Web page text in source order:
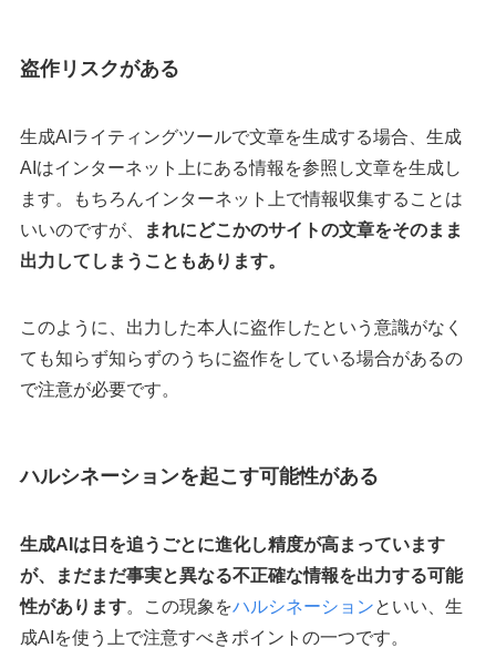
盗作リスクがある
生成AIライティングツールで文章を生成する場合、生成
AIはインターネット上にある情報を参照し文章を生成し
ます。もちろんインターネット上で情報収集することは
いいのですが、
まれにどこかのサイトの文章をそのまま
出力してしまうこともあります。
このように、出力した本人に盗作したという意識がなく
ても知らず知らずのうちに盗作をしている場合があるの
で注意が必要です。
ハルシネーションを起こす可能性がある
生成AIは日を追うごとに進化し精度が高まっています
が、まだまだ事実と異なる不正確な情報を出力する可能
性があります。この現象をハルシネーションといい、生
成AIを使う上で注意すべきポイントの一つです。